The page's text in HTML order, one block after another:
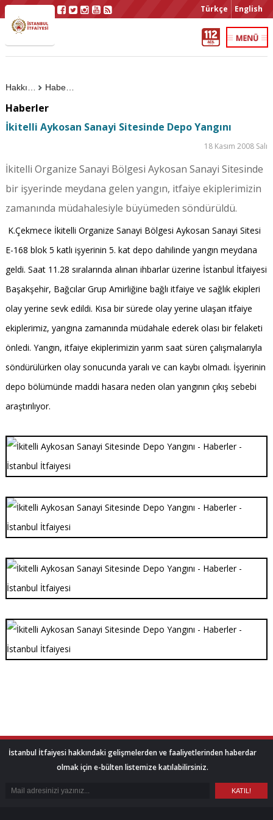
Türkçe English
Haberler
Haberler
İkitelli Aykosan Sanayi Sitesinde Depo Yangını
18 Kasım 2008 Salı
İkitelli Organize Sanayi Bölgesi Aykosan Sanayi Sitesinde
bir işyerinde meydana gelen yangın, itfaiye ekiplerimizin
zamanında müdahalesiyle büyümeden söndürüldü.
K.Çekmece İkitelli Organize Sanayi Bölgesi Aykosan Sanayi Sitesi
E-168 blok 5 katlı işyerinin 5. kat depo dahilinde yangın meydana
geldi. Saat 11.28 sıralarında alınan ihbarlar üzerine İstanbul İtfaiyesi
Başakşehir, Bağcılar Grup Amirliğine bağlı itfaiye ve sağlık ekipleri
olay yerine sevk edildi. Kısa bir sürede olay yerine ulaşan itfaiye
ekiplerimiz, yangına zamanında müdahale ederek olası bir felaketi
önledi. Yangın, itfaiye ekiplerimizin yarım saat süren çalışmalarıyla
söndürülürken olay sonucunda yaralı ve can kaybı olmadı. İşyerinin
depo bölümünde maddi hasara neden olan yangının çıkış sebebi
araştırılıyor.
İstanbul İtfaiyesi hakkındaki gelişmelerden ve faaliyetlerinden haberdar
olmak için e-bülten listemize katılabilirsiniz.